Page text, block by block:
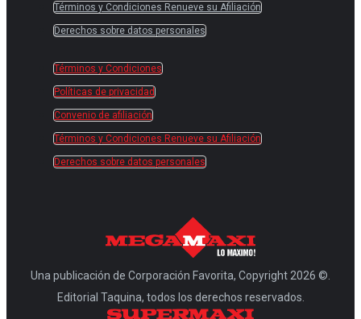
Términos y Condiciones Renueve su Afiliación
Derechos sobre datos personales
Términos y Condiciones
Políticas de privacidad
Convenio de afiliación
Términos y Condiciones Renueve su Afiliación
Derechos sobre datos personales
Una publicación de Corporación Favorita, Copyright 2026 ©.
Editorial Taquina, todos los derechos reservados.